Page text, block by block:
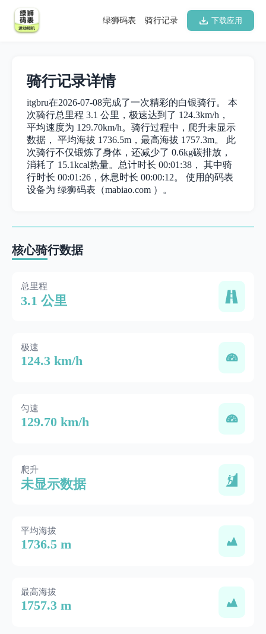
下载应用
骑行记录
绿狮码表
骑行记录详情
itgbru在2026-07-08完成了一次精彩的白银骑行。 本
次骑行总里程 3.1 公里，极速达到了 124.3km/h，
平均速度为 129.70km/h。骑行过程中，爬升未显示
数据， 平均海拔 1736.5m，最高海拔 1757.3m。 此
次骑行不仅锻炼了身体，还减少了 0.6kg碳排放，
消耗了 15.1kcal热量。总计时长 00:01:38， 其中骑
行时长 00:01:26，休息时长 00:00:12。 使用的码表
设备为 绿狮码表（mabiao.com ）。
核心骑行数据
总里程
3.1 公里
极速
124.3 km/h
匀速
129.70 km/h
爬升
未显示数据
平均海拔
1736.5 m
最高海拔
1757.3 m